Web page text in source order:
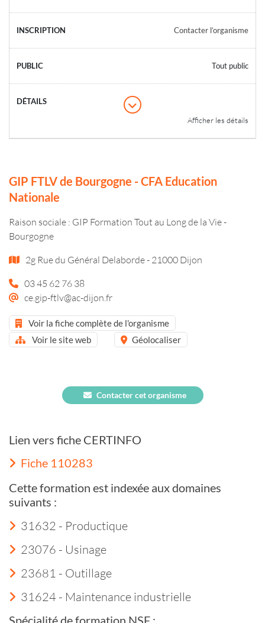
Contacter l’organisme
Tout public
Afficher les détails
GIP FTLV de Bourgogne - CFA Education
Nationale
Raison sociale : GIP Formation Tout au Long de la Vie -
Bourgogne
2g Rue du Général Delaborde - 21000 Dijon
03 45 62 76 38
ce.gip-ftlv@ac-dijon.fr
Voir la fiche complète de l'organisme
Voir le site web
Géolocaliser
Contacter cet organisme
Lien vers fiche CERTINFO
Fiche 110283
Cette formation est indexée aux domaines
suivants :
31632 - Productique
23076 - Usinage
23681 - Outillage
31624 - Maintenance industrielle
Spécialité de formation NSF :